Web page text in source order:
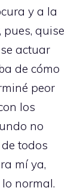
y a la
pues, quise
actuar
de cómo
peor
los
no
todos
mí ya,
normal.